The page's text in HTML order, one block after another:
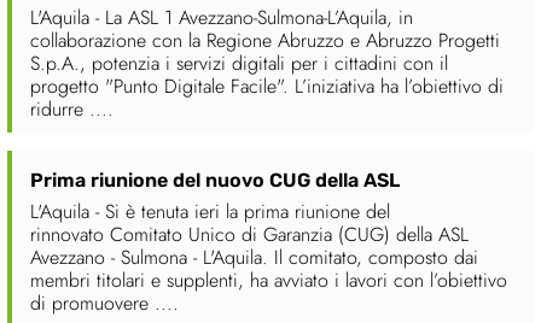
L'Aquila - La ASL 1 Avezzano-Sulmona-L’Aquila, in
collaborazione con la Regione Abruzzo e Abruzzo Progetti
S.p.A., potenzia i servizi digitali per i cittadini con il
progetto "Punto Digitale Facile". L’iniziativa ha l’obiettivo di
ridurre ....
Prima riunione del nuovo CUG della ASL
L'Aquila - Si è tenuta ieri la prima riunione del
rinnovato Comitato Unico di Garanzia (CUG) della ASL
Avezzano - Sulmona - L'Aquila. Il comitato, composto dai
membri titolari e supplenti, ha avviato i lavori con l’obiettivo
di promuovere ....